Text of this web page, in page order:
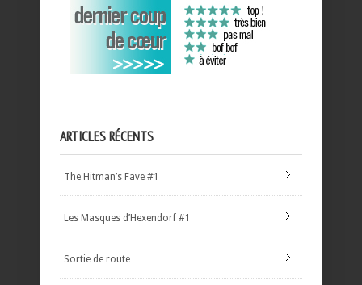
ARTICLES RÉCENTS
The Hitman’s Fave #1
Les Masques d’Hexendorf #1
Sortie de route